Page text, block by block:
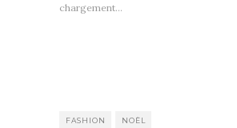
chargement…
FASHION NOËL